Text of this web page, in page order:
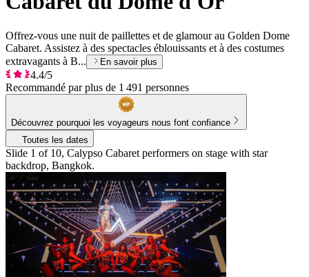
Offrez-vous une nuit de paillettes et de glamour au Golden Dome
Cabaret. Assistez à des spectacles éblouissants et à des costumes
extravagants à B...
En savoir plus
4.4/5
Recommandé par plus de 1 491 personnes
Découvrez pourquoi les voyageurs nous font confiance
Toutes les dates
Slide 1 of 10, Calypso Cabaret performers on stage with star
backdrop, Bangkok.